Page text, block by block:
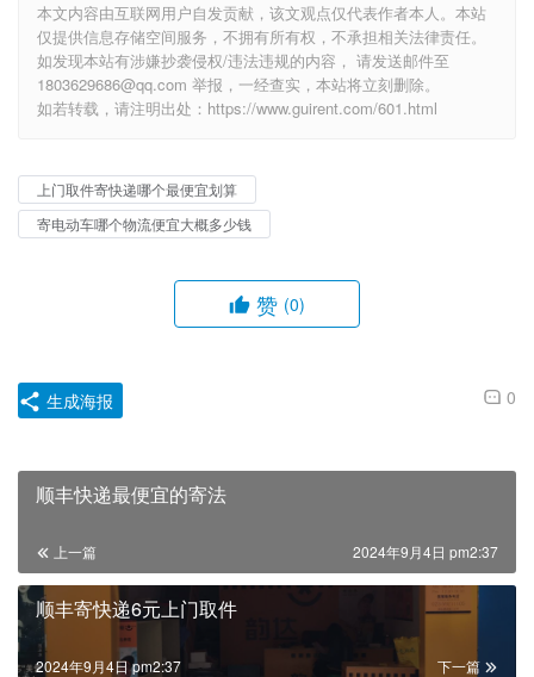
本文内容由互联网用户自发贡献，该文观点仅代表作者本人。本站
仅提供信息存储空间服务，不拥有所有权，不承担相关法律责任。
如发现本站有涉嫌抄袭侵权/违法违规的内容， 请发送邮件至
1803629686@qq.com 举报，一经查实，本站将立刻删除。
如若转载，请注明出处：https://www.guirent.com/601.html
上门取件寄快递哪个最便宜划算
寄电动车哪个物流便宜大概多少钱
赞 (0)
0
生成海报
顺丰快递最便宜的寄法
上一篇 2024年9月4日 pm2:37
顺丰寄快递6元上门取件
下一篇
2024年9月4日 pm2:37